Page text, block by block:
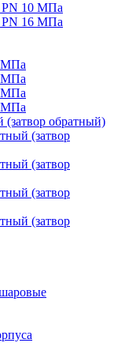
PN 10 МПа
PN 16 МПа
МПа
МПа
МПа
МПа
обратный)
(затвор
(затвор
(затвор
(затвор